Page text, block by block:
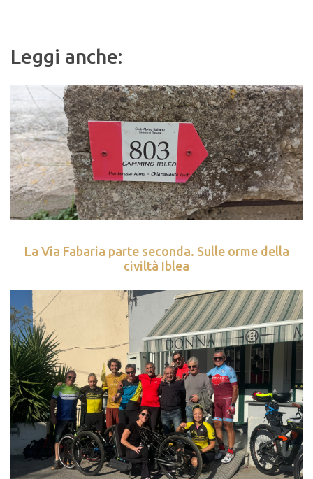
Leggi anche:
La Via Fabaria parte seconda. Sulle orme della
civiltà Iblea